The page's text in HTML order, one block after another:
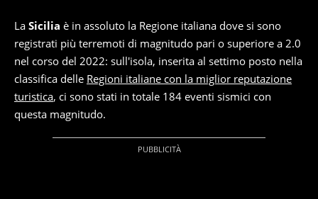
La Sicilia è in assoluto la Regione italiana dove si sono
registrati più terremoti di magnitudo pari o superiore a 2.0
nel corso del 2022: sull'isola, inserita al settimo posto nella
classifica delle Regioni italiane con la miglior reputazione
turistica, ci sono stati in totale 184 eventi sismici con
questa magnitudo.